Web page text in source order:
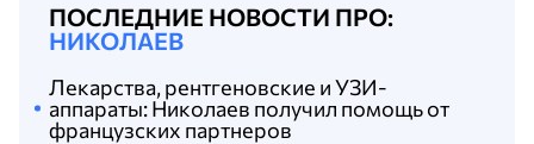
ПОСЛЕДНИЕ НОВОСТИ ПРО:
НИКОЛАЕВ
Лекарства, рентгеновские и УЗИ-
аппараты: Николаев получил помощь от
французских партнеров